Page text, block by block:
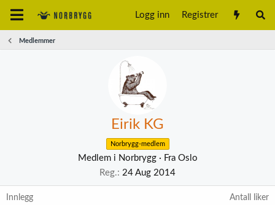
Logg inn Registrer
Medlemmer
Eirik KG
Norbrygg-medlem
Medlem i Norbrygg · Fra Oslo
Reg. 24 Aug 2014
Innlegg Antall liker